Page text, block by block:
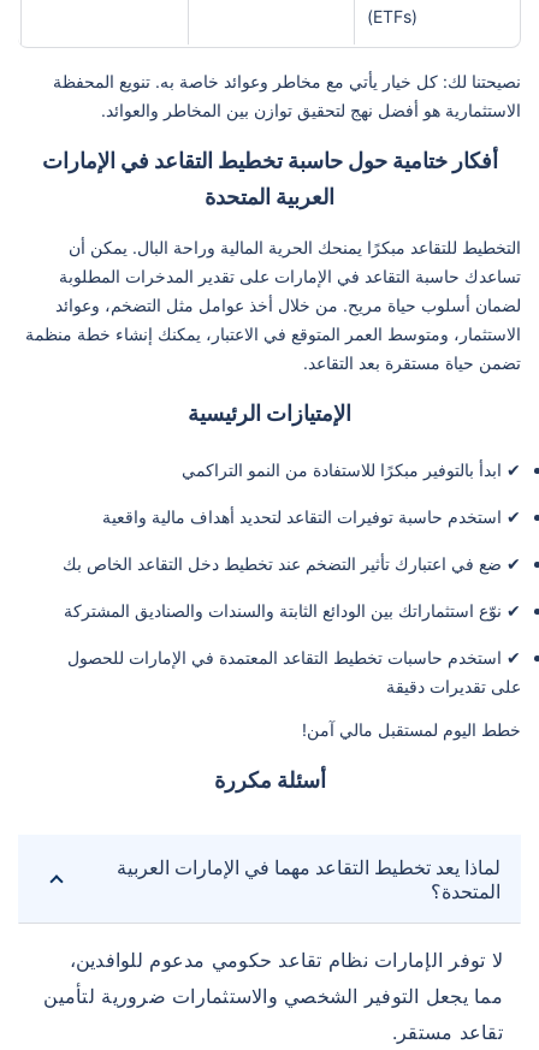
(ETFs)
نصيحتنا لك: كل خيار يأتي مع مخاطر وعوائد خاصة به. تنويع المحفظة
الاستثمارية هو أفضل نهج لتحقيق توازن بين المخاطر والعوائد.
أفكار ختامية حول حاسبة تخطيط التقاعد في الإمارات
العربية المتحدة
التخطيط للتقاعد مبكرًا يمنحك الحرية المالية وراحة البال. يمكن أن
تساعدك حاسبة التقاعد في الإمارات على تقدير المدخرات المطلوبة
لضمان أسلوب حياة مريح. من خلال أخذ عوامل مثل التضخم، وعوائد
الاستثمار، ومتوسط العمر المتوقع في الاعتبار، يمكنك إنشاء خطة منظمة
تضمن حياة مستقرة بعد التقاعد.
الإمتيازات الرئيسية
✔ ابدأ بالتوفير مبكرًا للاستفادة من النمو التراكمي
✔ استخدم حاسبة توفيرات التقاعد لتحديد أهداف مالية واقعية
✔ ضع في اعتبارك تأثير التضخم عند تخطيط دخل التقاعد الخاص بك
✔ نوّع استثماراتك بين الودائع الثابتة والسندات والصناديق المشتركة
✔ استخدم حاسبات تخطيط التقاعد المعتمدة في الإمارات للحصول
على تقديرات دقيقة
خطط اليوم لمستقبل مالي آمن!
أسئلة مكررة
لماذا يعد تخطيط التقاعد مهما في الإمارات العربية
المتحدة؟
لا توفر الإمارات نظام تقاعد حكومي مدعوم للوافدين،
مما يجعل التوفير الشخصي والاستثمارات ضرورية لتأمين
تقاعد مستقر.